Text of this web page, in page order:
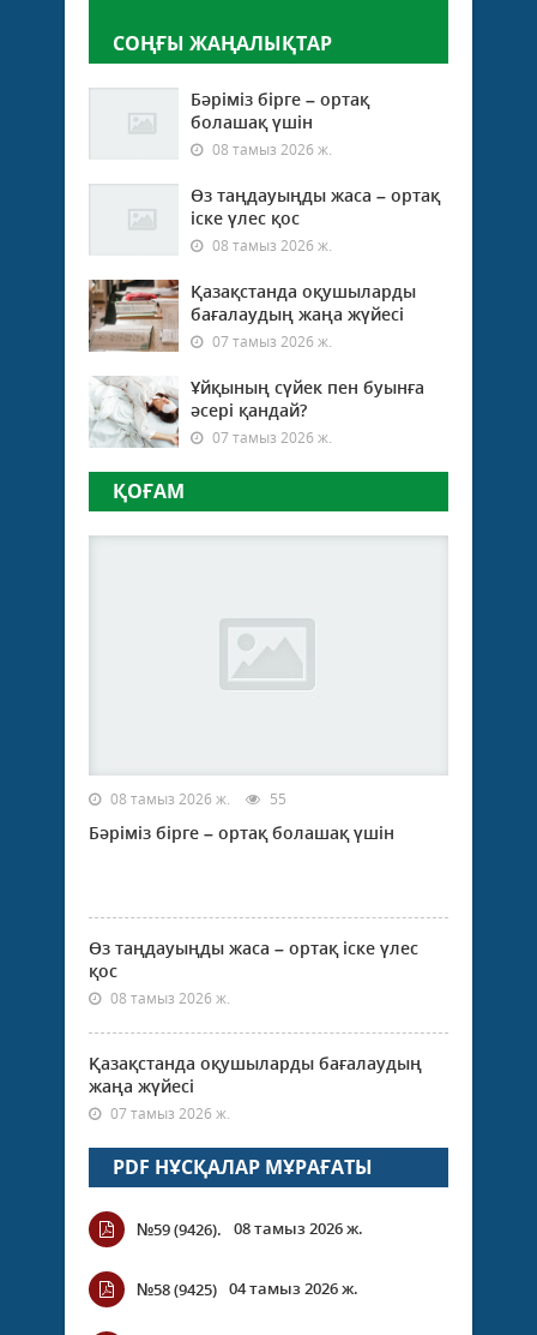
СОҢҒЫ ЖАҢАЛЫҚТАР
Бәріміз бірге – ортақ
болашақ үшін
08 тамыз 2026 ж.
Өз таңдауыңды жаса – ортақ
іске үлес қос
08 тамыз 2026 ж.
Қазақстанда оқушыларды
бағалаудың жаңа жүйесі
07 тамыз 2026 ж.
Ұйқының сүйек пен буынға
әсері қандай?
07 тамыз 2026 ж.
ҚОҒАМ
08 тамыз 2026 ж. 55
Бәріміз бірге – ортақ болашақ үшін
Өз таңдауыңды жаса – ортақ іске үлес
қос
08 тамыз 2026 ж.
Қазақстанда оқушыларды бағалаудың
жаңа жүйесі
07 тамыз 2026 ж.
PDF НҰСҚАЛАР МҰРАҒАТЫ
№59 (9426). 08 тамыз 2026 ж.
№58 (9425) 04 тамыз 2026 ж.